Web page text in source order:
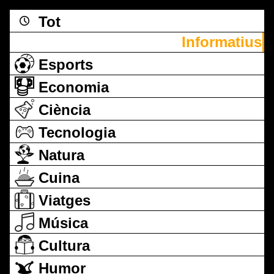
Tot
Informatius
Esports
Economia
Ciència
Tecnologia
Natura
Cuina
Viatges
Música
Cultura
Humor